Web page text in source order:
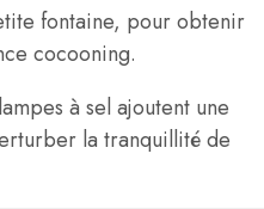
fontaine, pour obtenir
cocooning.
à sel ajoutent une
la tranquillité de